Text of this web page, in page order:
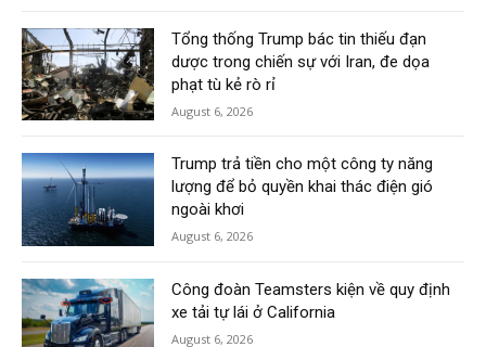
Tổng thống Trump bác tin thiếu đạn
dược trong chiến sự với Iran, đe dọa
phạt tù kẻ rò rỉ
August 6, 2026
Trump trả tiền cho một công ty năng
lượng để bỏ quyền khai thác điện gió
ngoài khơi
August 6, 2026
Công đoàn Teamsters kiện về quy định
xe tải tự lái ở California
August 6, 2026